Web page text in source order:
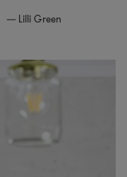
Lilli Green